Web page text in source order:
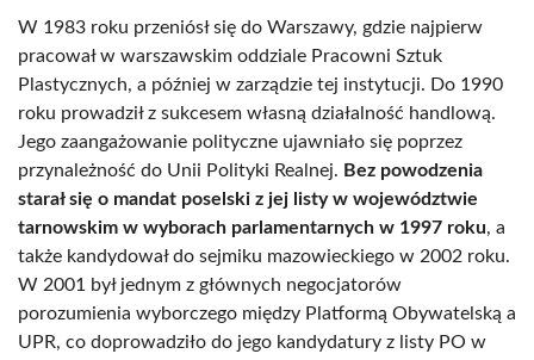
W 1983 roku przeniósł się do Warszawy, gdzie najpierw
pracował w warszawskim oddziale Pracowni Sztuk
Plastycznych, a później w zarządzie tej instytucji. Do 1990
roku prowadził z sukcesem własną działalność handlową.
Jego zaangażowanie polityczne ujawniało się poprzez
przynależność do Unii Polityki Realnej. Bez powodzenia
starał się o mandat poselski z jej listy w województwie
tarnowskim w wyborach parlamentarnych w 1997 roku, a
także kandydował do sejmiku mazowieckiego w 2002 roku.
W 2001 był jednym z głównych negocjatorów
porozumienia wyborczego między Platformą Obywatelską a
UPR, co doprowadziło do jego kandydatury z listy PO w